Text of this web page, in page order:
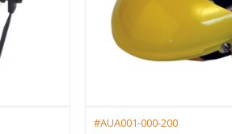
#AUA001-000-200